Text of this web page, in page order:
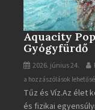
Aquacity
Gyógyfürdő
2026. június 24.
Aquacity
Poprad
·
a hozzászólások
Tűz és Víz.Az élet
és fizikai